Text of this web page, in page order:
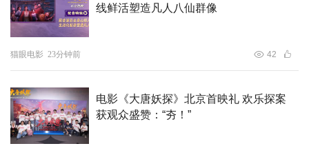
线鲜活塑造凡人八仙群像
猫眼电影 23分钟前 42
电影《大唐妖探》北京首映礼 欢乐探案
获观众盛赞：“夯！”